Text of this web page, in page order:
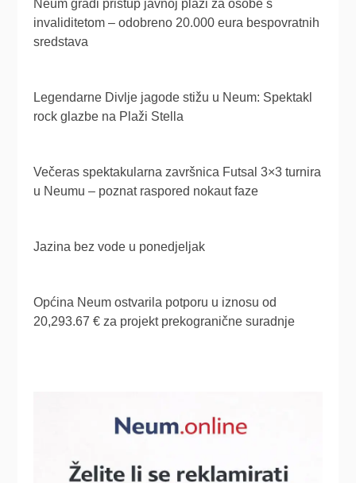
Neum gradi pristup javnoj plaži za osobe s
invaliditetom – odobreno 20.000 eura bespovratnih
sredstava
Legendarne Divlje jagode stižu u Neum: Spektakl
rock glazbe na Plaži Stella
Večeras spektakularna završnica Futsal 3×3 turnira
u Neumu – poznat raspored nokaut faze
Jazina bez vode u ponedjeljak
Općina Neum ostvarila potporu u iznosu od
20,293.67 € za projekt prekogranične suradnje